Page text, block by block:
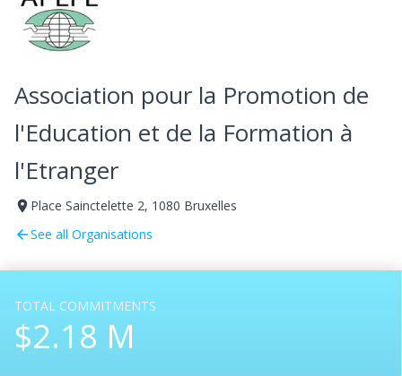
Association pour la Promotion de
l'Education et de la Formation à
l'Etranger
room Place Sainctelette 2, 1080 Bruxelles
arrow_backSee all Organisations
TOTAL COMMITMENTS
$2.18 M